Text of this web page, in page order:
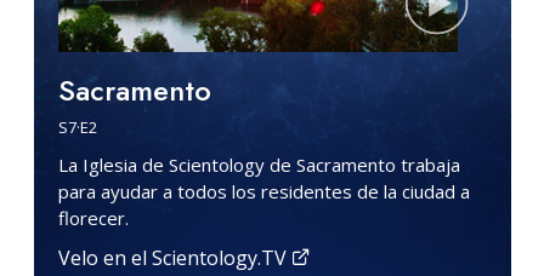
Sacramento
S7·E2
La Iglesia de Scientology de Sacramento trabaja
para ayudar a todos los residentes de la ciudad a
florecer.
Velo en el Scientology.TV